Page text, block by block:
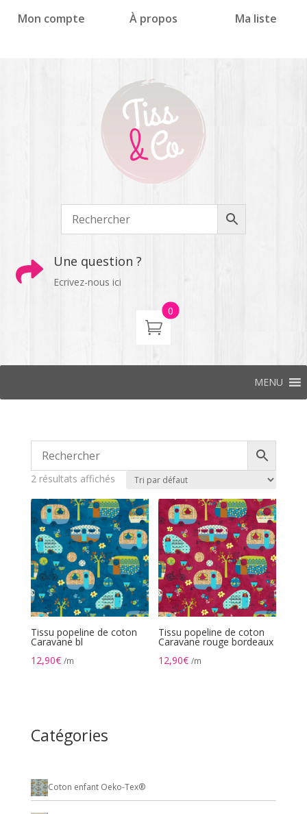
Mon compte À propos Ma liste
 Une question ?
Ecrivez-nous ici
0
MENU
Catégories
Coton enfant Oeko-Tex®
2 résultats affichés
Tissu popeline de coton
Caravane bl
12,90€ /m
Tissu popeline de coton
Caravane rouge bordeaux
12,90€ /m